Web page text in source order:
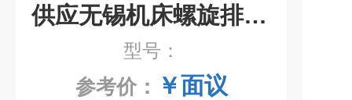
供应无锡机床螺旋排屑机
型号：
参考价： ￥面议